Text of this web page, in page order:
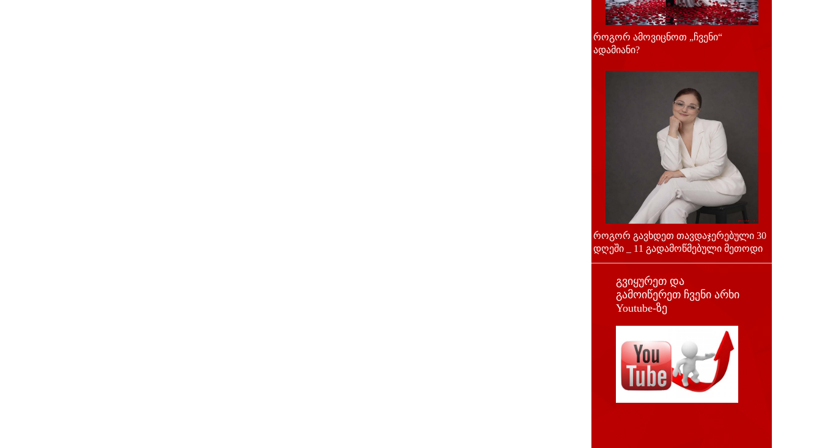
როგორ ამოვიცნოთ „ჩვენი“
ადამიანი?
როგორ გავხდეთ თავდაჯერებული 30
დღეში _ 11 გადამოწმებული მეთოდი
გვიყურეთ და
გამოიწერეთ ჩვენი არხი
Youtube-ზე